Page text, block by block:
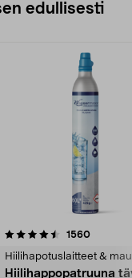
edullisesti
1560
Hiilihapotuslaitteet &
Hiilihappopatruuna
4.5viidestä